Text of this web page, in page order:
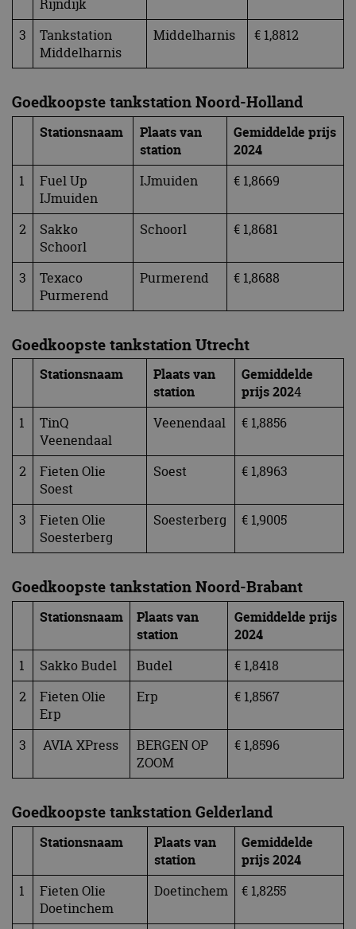
Rijndijk
3
Tankstation
Middelharnis
Middelharnis € 1,8812
Goedkoopste tankstation Noord-Holland
Stationsnaam
Plaats van
station
Gemiddelde prijs
2024
1
Fuel Up
IJmuiden
IJmuiden € 1,8669
2
Sakko
Schoorl
Schoorl € 1,8681
3
Texaco
Purmerend
Purmerend € 1,8688
Goedkoopste tankstation Utrecht
Stationsnaam
Plaats van
station
Gemiddelde
prijs2024
1
TinQ
Veenendaal
Veenendaal € 1,8856
2
Fieten Olie
Soest
Soest € 1,8963
3
Fieten Olie
Soesterberg
Soesterberg € 1,9005
Goedkoopste tankstation Noord-Brabant
Stationsnaam
Plaats van
station
Gemiddelde prijs
2024
1
Sakko Budel Budel
€ 1,8418
2
Fieten Olie
Erp
Erp € 1,8567
3 AVIA XPress
BERGEN OP
ZOOM
€ 1,8596
Goedkoopste tankstation Gelderland
Stationsnaam
Plaats van
station
Gemiddelde
prijs2024
1
Fieten Olie
Doetinchem
Doetinchem € 1,8255